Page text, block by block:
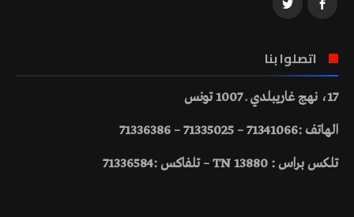
اتصلوا بنا
17، نهج غاريبلدي ـ 1007 تونس
الهاتف :71341066 – 71335025 – 71336386
تلكس براس : 13880 TN – تلفاكس :71336584